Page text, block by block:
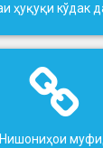
ҳуқуқи кўдак
Нишониҳои